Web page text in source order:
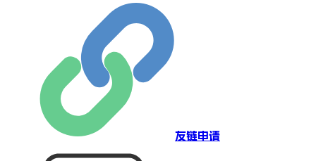
友链申请